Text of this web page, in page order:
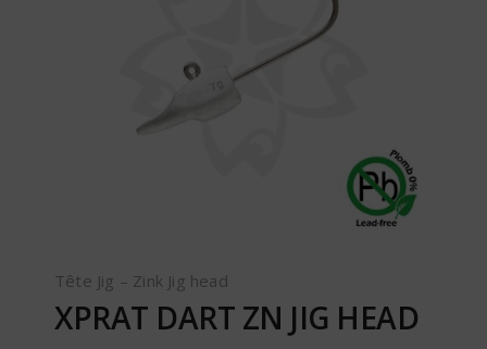
Tête Jig – Zink Jig head
XPRAT DART ZN JIG HEAD